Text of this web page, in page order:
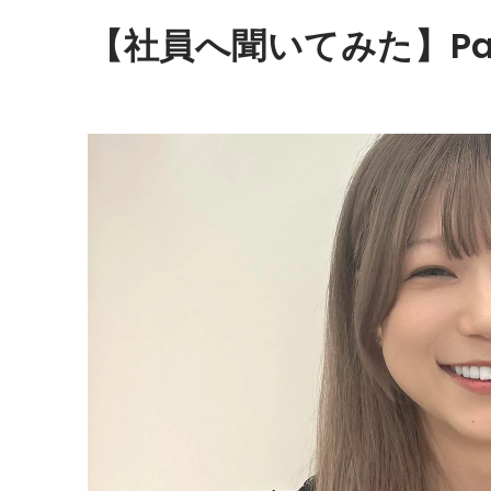
【社員へ聞いてみた】